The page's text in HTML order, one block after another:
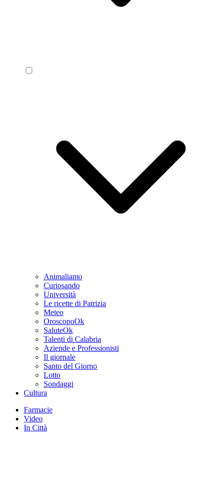
Animaliamo
Curiosando
Università
Le ricette di Patrizia
Meteo
OroscopoOk
SaluteOk
Talenti di Calabria
Aziende e Professionisti
Il giornale
Santo del Giorno
Lotto
Sondaggi
Cultura
Farmacie
Video
In Città